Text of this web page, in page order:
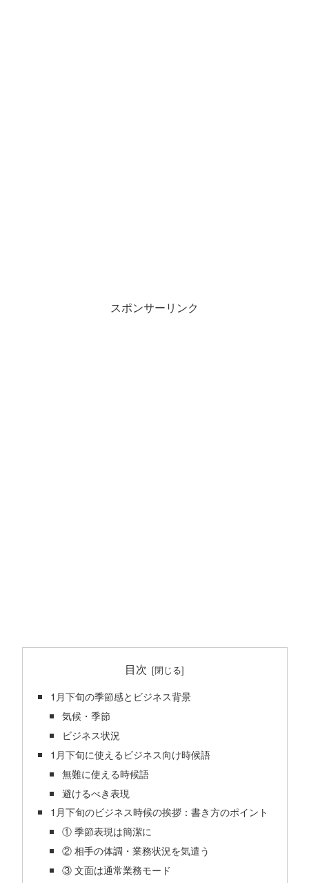
スポンサーリンク
目次
1月下旬の季節感とビジネス背景
気候・季節
ビジネス状況
1月下旬に使えるビジネス向け時候語
無難に使える時候語
避けるべき表現
1月下旬のビジネス時候の挨拶：書き方のポイント
① 季節表現は簡潔に
② 相手の体調・業務状況を気遣う
③ 文面は通常業務モード